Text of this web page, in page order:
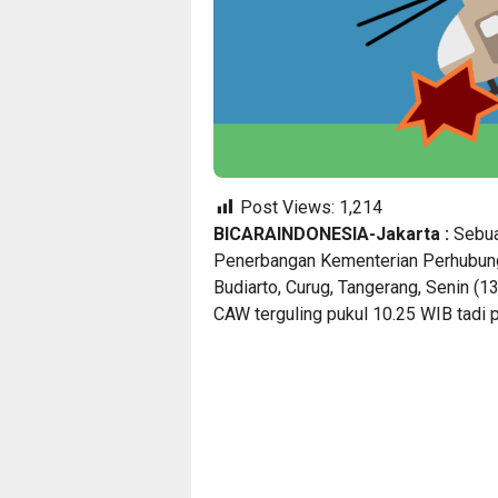
Post Views: 1,214
BICARAINDONESIA-Jakarta :
Penerbangan Kementerian
Budiarto, Curug, Tangerang, Senin
CAW terguling pukul 10.25 WIB tadi